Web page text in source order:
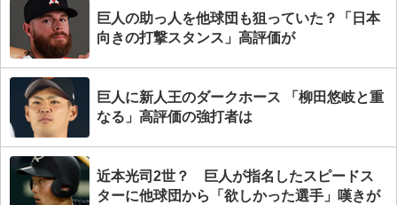
巨人の助っ人を他球団も狙っていた？「日本
向きの打撃スタンス」高評価が
巨人に新人王のダークホース 「柳田悠岐と重
なる」高評価の強打者は
近本光司2世？ 巨人が指名したスピードス
ターに他球団から「欲しかった選手」嘆きが